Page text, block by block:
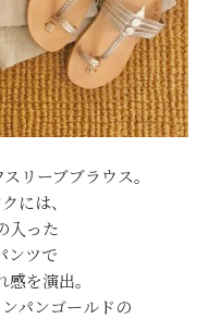
リーブブラウス。
には、
入った
ンツで
を演出。
パンゴールドの